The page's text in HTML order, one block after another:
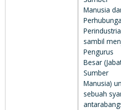
Manusia
sambil
Pengurus
Besar
Sumber
Manusia)
sebuah